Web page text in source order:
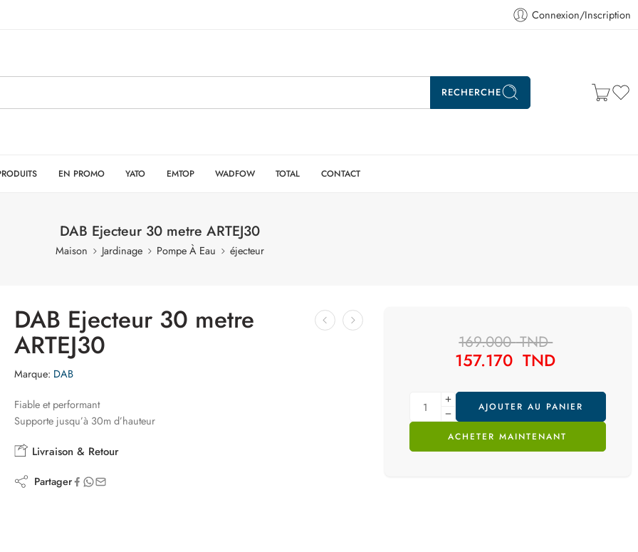
Connexion/Inscription
RECHERCHE
EN PROMO YATO EMTOP WADFOW TOTAL CONTACT
DAB Ejecteur 30 metre ARTEJ30
Maison Jardinage Pompe À Eau éjecteur
DAB Ejecteur 30 metre
ARTEJ30
Marque: DAB
Fiable et performant
Supporte jusqu’à 30m d’hauteur
Livraison & Retour
Partager
169.000TND
157.170 TND
AJOUTER AU PANIER
ACHETER MAINTENANT